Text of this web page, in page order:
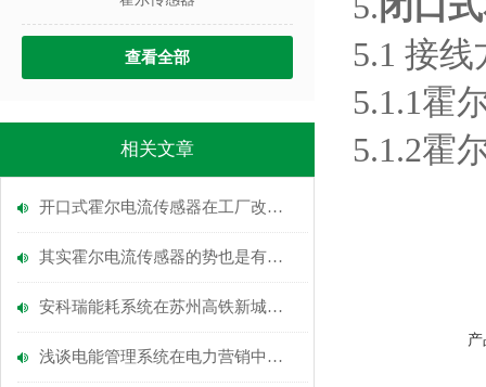
查看全部
相关文章
开口式霍尔电流传感器在工厂改造配电系统中的应用
其实霍尔电流传感器的势也是有很多的，看完涨知识
安科瑞能耗系统在苏州高铁新城经济发展公司（高铁中小学）楼层的应用
浅谈电能管理系统在电力营销中的应用
5.1 接线
5.1.1霍
5.1.2霍